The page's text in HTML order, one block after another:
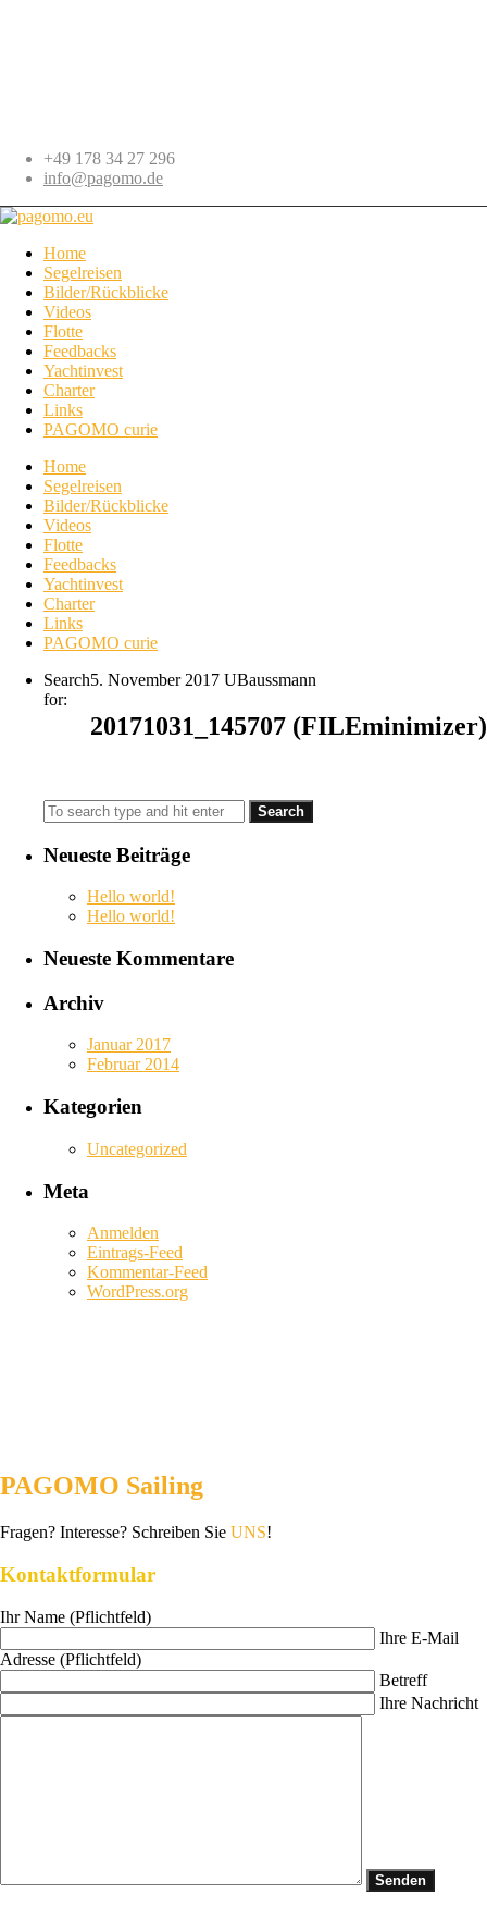
+49 178 34 27 296
info@pagomo.de
Home
Segelreisen
Bilder/Rückblicke
Videos
Flotte
Feedbacks
Yachtinvest
Charter
Links
PAGOMO curie
Home
Segelreisen
Bilder/Rückblicke
Videos
Flotte
Feedbacks
Yachtinvest
Charter
Links
PAGOMO curie
5. November 2017 UBaussmann
20171031_145707 (FILEminimizer)
Search
for:
Neueste Beiträge
Hello world!
Hello world!
Neueste Kommentare
Archiv
Januar 2017
Februar 2014
Kategorien
Uncategorized
Meta
Anmelden
Eintrags-Feed
Kommentar-Feed
WordPress.org
PAGOMO Sailing
Fragen? Interesse? Schreiben Sie UNS!
Kontaktformular
Ihr Name (Pflichtfeld)
Ihre E-Mail
Adresse (Pflichtfeld)
Betreff
Ihre Nachricht